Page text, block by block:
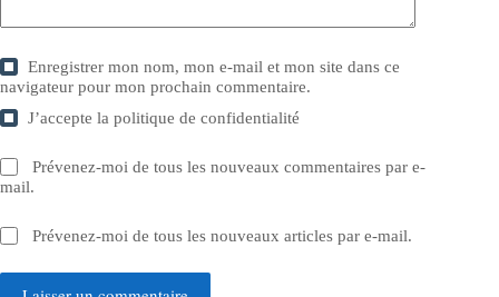
Enregistrer mon nom, mon e-mail et mon site dans ce
navigateur pour mon prochain commentaire.
J’accepte lapolitique de confidentialité
Prévenez-moi de tous les nouveaux commentaires par e-
mail.
Prévenez-moi de tous les nouveaux articles par e-mail.